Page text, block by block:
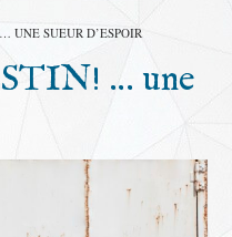
UNE SUEUR D’ESPOIR
… une